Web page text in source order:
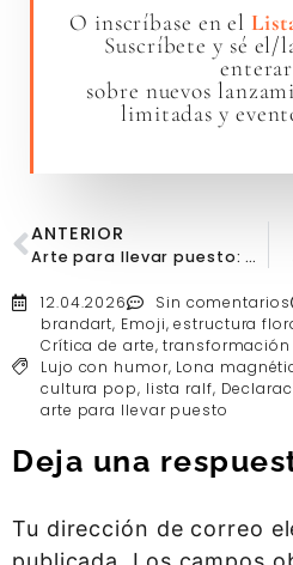
O inscríbase en el
Suscríbete y sé
sobre nuevos
limitadas y
ANTERIOR
Arte para llevar puesto: arte que va contigo
12.04.2026 Sin comentarios
brandart, Emoji,estructura
Crítica de arte,
Lujo con humor, Lona
cultura pop, lista ralf,
arte para llevar puesto
Deja una
Tu dirección de correo